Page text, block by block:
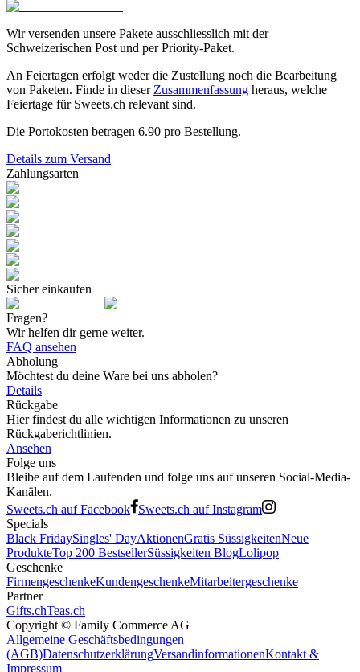
Wir versenden unsere Pakete ausschliesslich mit der
Schweizerischen Post und per Priority-Paket.
An Feiertagen erfolgt weder die Zustellung noch die Bearbeitung
von Paketen. Finde in dieser Zusammenfassung heraus, welche
Feiertage für Sweets.ch relevant sind.
Die Portokosten betragen 6.90 pro Bestellung.
Details zum Versand
Zahlungsarten
Sicher einkaufen
Fragen?
Wir helfen dir gerne weiter.
FAQ ansehen
Abholung
Möchtest du deine Ware bei uns abholen?
Details
Rückgabe
Hier findest du alle wichtigen Informationen zu unseren
Rückgaberichtlinien.
Ansehen
Folge uns
Bleibe auf dem Laufenden und folge uns auf unseren Social-Media-
Kanälen.
Sweets.ch auf Facebook
Sweets.ch auf Instagram
Specials
Black FridaySingles' DayAktionenGratis SüssigkeitenNeue
ProdukteTop 200 BestsellerSüssigkeiten BlogLolipop
Geschenke
FirmengeschenkeKundengeschenkeMitarbeitergeschenke
Partner
Gifts.chTeas.ch
Copyright © Family Commerce AG
Allgemeine Geschäftsbedingungen
(AGB)DatenschutzerklärungVersandinformationenKontakt &
Impressum